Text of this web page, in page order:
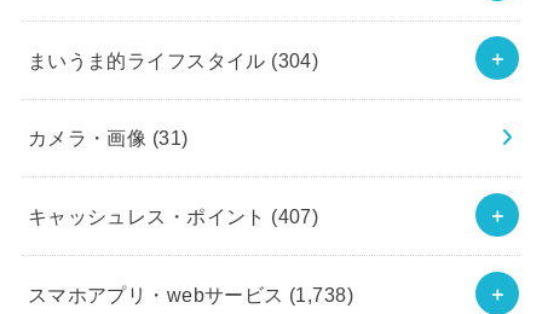
まいうま的ライフスタイル (304)
カメラ・画像 (31)
キャッシュレス・ポイント (407)
スマホアプリ・webサービス (1,738)